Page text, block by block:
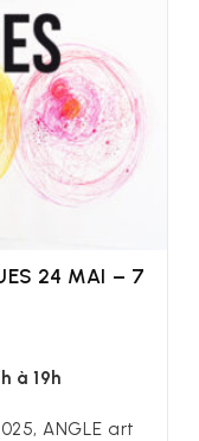
24 MAI – 7
à 19h
ANGLE art